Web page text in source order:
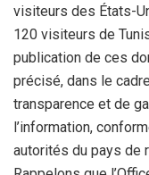
visiteurs des États-
120 visiteurs de
publication de ces
précisé, dans le
transparence et de
l’information,
autorités du pays de